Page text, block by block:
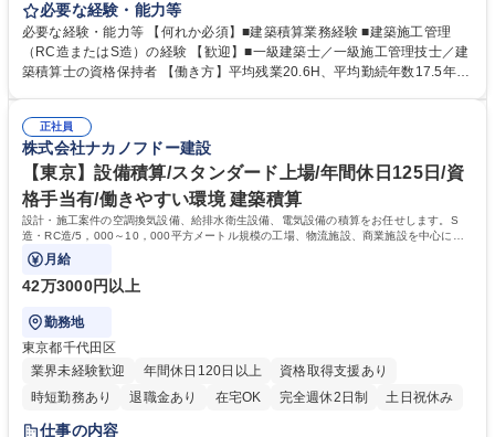
建築工事における積算業務をお任せします。 【詳細】■工事に必要な材料
の種類や数量を設計図書から算出や集計■明細内訳書の作成■業者見積徴収
や値入し、工事予算書の作成 など ◇グローバルに活躍できる環境あり：1
970年代には海外建築事業をスタートさせ、グローバルにも発展しており
年間休日126日/働きやすい環境
必要な経験・能力等
必要な経験・能力等 【何れか必須】■建築積算業務経験 ■建築施工管理
（RC造またはS造）の経験 【歓迎】■一級建築士／一級施工管理技士／建
築積算士の資格保持者 【働き方】平均残業20.6H、平均勤続年数17.5年、
出勤制度もあります◎【充実した研修制度】階層等に応じた研修制度が充
実、資格支援制度もあり。社員ひとりひとりのスキルアップを後押しして
います。 学歴・資格 学歴：大学院 大学 高専 短大 専修学校 高校 語学力：
資格：一級建築士 1級建築施工管理技士
正社員
株式会社ナカノフドー建設
【東京】設備積算/スタンダード上場/年間休日125日/資
格手当有/働きやすい環境 建築積算
設計・施工案件の空調換気設備、給排水衛生設備、電気設備の積算をお任せします。S
造・RC造/5，000～10，000平方メートル規模の工場、物流施設、商業施設を中心にマ
ンション等もお任せする場合があります。
月給
42万3000円以上
勤務地
東京都千代田区
業界未経験歓迎
年間休日120日以上
資格取得支援あり
時短勤務あり
退職金あり 在宅OK 完全週休2日制 土日祝休み
仕事の内容